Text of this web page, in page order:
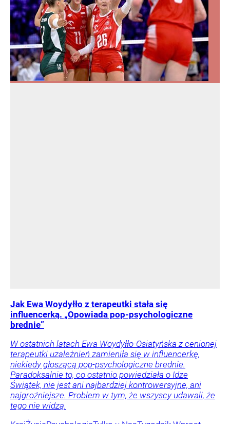
Jak Ewa Woydyłło z terapeutki stała się
influencerką. „Opowiada pop-psychologiczne
brednie”
W ostatnich latach Ewa Woydyłło-Osiatyńska z cenionej
terapeutki uzależnień zamieniła się w influencerkę,
niekiedy głoszącą pop-psychologiczne brednie.
Paradoksalnie to, co ostatnio powiedziała o Idze
Świątek, nie jest ani najbardziej kontrowersyjne, ani
najgroźniejsze. Problem w tym, że wszyscy udawali, że
tego nie widzą.